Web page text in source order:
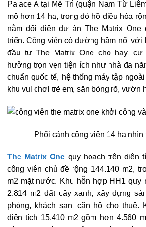
Palace A tại Mễ Trì (quận Nam Từ
mô hơn 14 ha, trong đó hồ điều hòa
nằm đối diện dự án The Matrix One
triển. Công viên có đường hầm nối với
đầu tư The Matrix One cho hay,
hưởng trọn vẹn tiện ích như nhà đa
chuẩn quốc tế, hệ thống máy tập
khu vui chơi trẻ em, sân bóng rổ, vườn
Phối cảnh công viên 14 ha nhìn
The Matrix One quy hoạch trên diện
công viên chủ đề rộng 144.140 m2,
m2 mặt nước. Khu hỗn hợp HH1 quy
2.814 m2 đất cây xanh, xây dựng
phòng, khách sạn, căn hộ cho thuê.
diện tích 15.410 m2 gồm hơn 4.560